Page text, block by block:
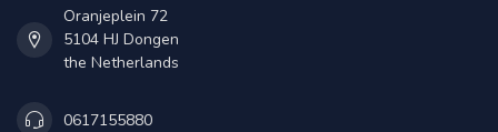
Oranjeplein 72
5104 HJ Dongen
the Netherlands
0617155880